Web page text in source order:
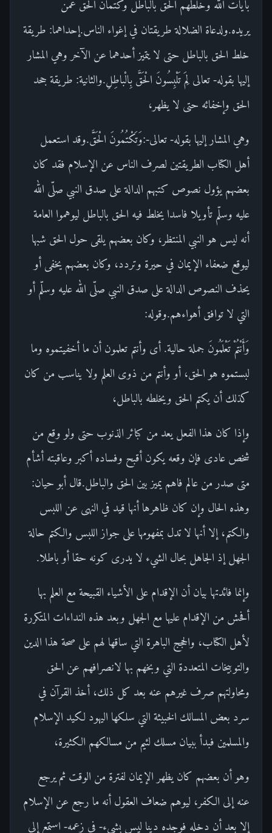
بآيات الله وخلطهم الحق بالباطل وكتمان الحق عمن
يريده.ولدعاة الضلالة طريقتان في إغواء الناس.إحداهما: طريقة
خلط الحق بالباطل حتى لا يتميز أحدهما عن الآخر وهي المشار
إليها بقوله- تعالى لِمَ تَلْبِسُونَ الْحَقَّ بِالْباطِلِ.والثانية: طريقة جحد
الحق وإخفائه حتى لا يظهر،
وهي المشار إليها بقوله- تعالى-:وَتَكْتُمُونَ الْحَقَّ.وقد استعمل
أهل الكتاب الطريقتين لصرف الناس عن الإسلام فقد كان
بعضهم يؤول نصوص كتبهم الدالة على صدق النبي صلّى الله
عليه وسلّم تأويلا فاسدا يخلط فيه الحق بالباطل ليوهموا العامة
أنه ليس هو النبي المنتظر، وكان بعضهم يلقى حول الحق شبها
ليوقع ضعفاء الإيمان في حيرة وتردد، وكان بعضهم يخفى أو
يحذف النصوص الدالة على صدق النبي صلّى الله عليه وسلّم أو
التي لا توافق أهواءهم.وقوله:
وَأَنْتُمْ تَعْلَمُونَ جملة حالية. أى وأنتم تعلمون أن ما أخفيتموه وما
لبستموه هو الحق، أو وأنتم من ذوى العلم ولا يناسب من كان
كذلك أن يكتم الحق ويخلطه بالباطل،
وإذا كان هذا الفعل يعد من كبائر الذنوب حتى ولو وقع من
شخص عادى فإن وقعه يكون أقبح وفساده أكبر وعاقبته أشأم
متى صدر من عالم فاهم يميز بين الحق والباطل.قال أبو حيان:
وهذه الحال وإن كان ظاهرها أنها قيد في النهى عن اللبس
والكتم، إلا أنها لا تدل بمفهومها على جواز اللبس والكتم حالة
الجهل إذ الجاهل بحال الشيء لا يدرى كونه حقا أو باطلا.
وإنما فائدتها بيان أن الإقدام على الأشياء القبيحة مع العلم بها
أفحش من الإقدام عليها مع الجهل وبعد هذه النداءات المتكررة
لأهل الكتاب، والحجج الباهرة التي ساقها لهم على صحة هذا الدين
والتوبيخات المتعددة التي وبخهم بها لانصرافهم عن الحق
ومحاولتهم صرف غيرهم عنه بعد كل ذلك، أخذ القرآن في
سرد بعض المسالك الخبيثة التي سلكها اليهود لكيد الإسلام
والمسلمين فبدأ ببيان مسلك لئيم من مسالكهم الكثيرة،
وهو أن بعضهم كان يظهر الإيمان لفترة من الوقت ثم يرجع
عنه إلى الكفر، ليوهم ضعاف العقول أنه ما رجع عن الإسلام
إلا بعد أن دخله فوجده دينا ليس بشيء- في زعمه- استمع إلى